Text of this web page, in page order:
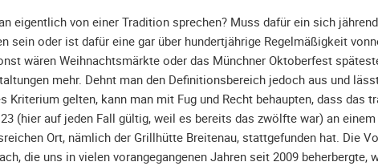
eigentlich von einer Tradition sprechen? Muss dafür ein sich
sein oder ist dafür eine gar über hundertjährige Regelmäßigkeit
wären Weihnachtsmärkte oder das Münchner Oktoberfest
mehr. Dehnt man den Definitionsbereich jedoch aus und
Kriterium gelten, kann man mit Fug und Recht behaupten, dass das
(hier auf jeden Fall gültig, weil es bereits das zwölfte war) an
Ort, nämlich der Grillhütte Breitenau, stattgefunden hat. Die
die uns in vielen vorangegangenen Jahren seit 2009 beherbergte,